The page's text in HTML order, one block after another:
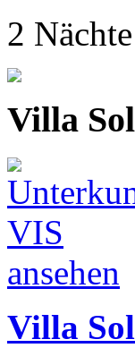
2 Nächte
Villa
Villa